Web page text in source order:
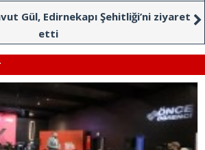
Gül, Edirnekapı Şehitliği’ni ziyaret
etti